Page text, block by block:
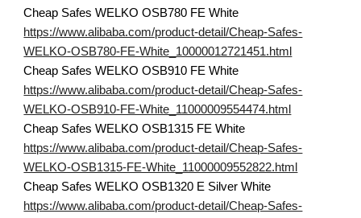
Cheap Safes WELKO OSB780 FE White
https://www.alibaba.com/product-detail/Cheap-Safes-
WELKO-OSB780-FE-White_10000012721451.html
Cheap Safes WELKO OSB910 FE White
https://www.alibaba.com/product-detail/Cheap-Safes-
WELKO-OSB910-FE-White_11000009554474.html
Cheap Safes WELKO OSB1315 FE White
https://www.alibaba.com/product-detail/Cheap-Safes-
WELKO-OSB1315-FE-White_11000009552822.html
Cheap Safes WELKO OSB1320 E Silver White
https://www.alibaba.com/product-detail/Cheap-Safes-